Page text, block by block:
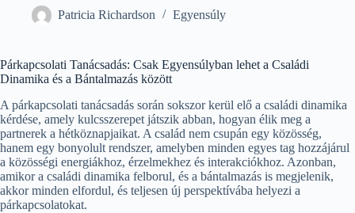
Patricia Richardson Egyensúly
Párkapcsolati Tanácsadás: Csak Egyensúlyban lehet a Családi
Dinamika és a Bántalmazás között
A párkapcsolati tanácsadás során sokszor kerül elő a családi dinamika
kérdése, amely kulcsszerepet játszik abban, hogyan élik meg a
partnerek a hétköznapjaikat. A család nem csupán egy közösség,
hanem egy bonyolult rendszer, amelyben minden egyes tag hozzájárul
a közösségi energiákhoz, érzelmekhez és interakciókhoz. Azonban,
amikor a családi dinamika felborul, és a bántalmazás is megjelenik,
akkor minden elfordul, és teljesen új perspektívába helyezi a
párkapcsolatokat.